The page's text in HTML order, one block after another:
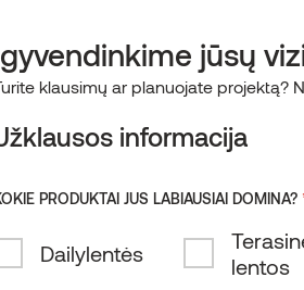
NUORODOS jūsų
klausimų ar planuojate projektą?
informacija
PRODUKTAI JUS LABIAUSIAI DOMINA?
Dailylentės
lentos